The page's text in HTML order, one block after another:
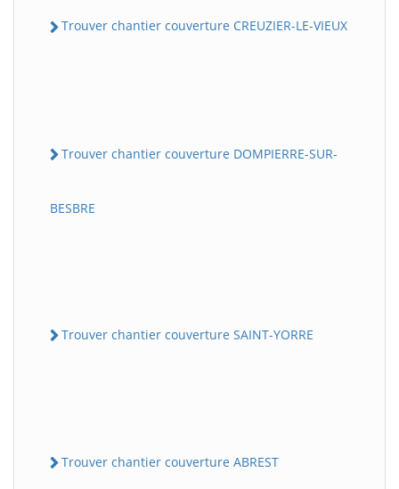
Trouver chantier couverture CREUZIER-LE-VIEUX
Trouver chantier couverture DOMPIERRE-SUR-
BESBRE
Trouver chantier couverture SAINT-YORRE
Trouver chantier couverture ABREST